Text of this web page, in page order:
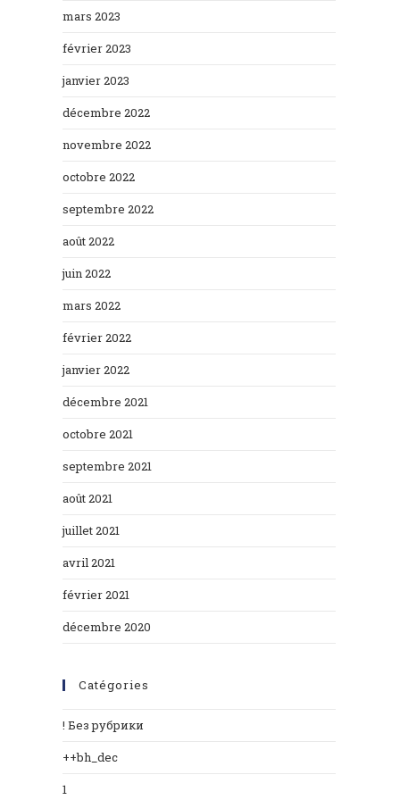
mars 2023
février 2023
janvier 2023
décembre 2022
novembre 2022
octobre 2022
septembre 2022
août 2022
juin 2022
mars 2022
février 2022
janvier 2022
décembre 2021
octobre 2021
septembre 2021
août 2021
juillet 2021
avril 2021
février 2021
décembre 2020
Catégories
! Без рубрики
++bh_dec
1